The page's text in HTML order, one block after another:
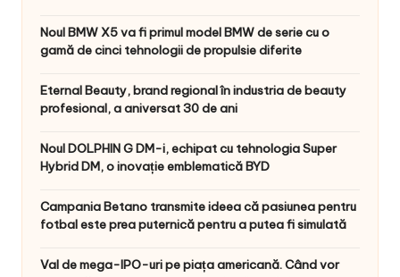
Noul BMW X5 va fi primul model BMW de serie cu o
gamă de cinci tehnologii de propulsie diferite
Eternal Beauty, brand regional în industria de beauty
profesional, a aniversat 30 de ani
Noul DOLPHIN G DM-i, echipat cu tehnologia Super
Hybrid DM, o inovație emblematică BYD
Campania Betano transmite ideea că pasiunea pentru
fotbal este prea puternică pentru a putea fi simulată
Val de mega-IPO-uri pe piața americană. Când vor